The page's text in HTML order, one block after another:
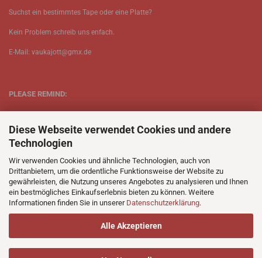
Diese Webseite verwendet Cookies und andere
Technologien
Wir verwenden Cookies und ähnliche Technologien, auch von
Drittanbietern, um die ordentliche Funktionsweise der Website zu
gewährleisten, die Nutzung unseres Angebotes zu analysieren und Ihnen
ein bestmögliches Einkaufserlebnis bieten zu können. Weitere
Informationen finden Sie in unserer Datenschutzerklärung.
Alle Akzeptieren
Suchst ein bestimmtes Tape oder eine Platte?
Kein Problem schreib uns enfach.
E-Mail: vaukajott@gmx.de
PLEASE REMIND:
Be patient when ordering.
Your records will be send asap.
No Discogs.
No Spotify.
No Bullshit.